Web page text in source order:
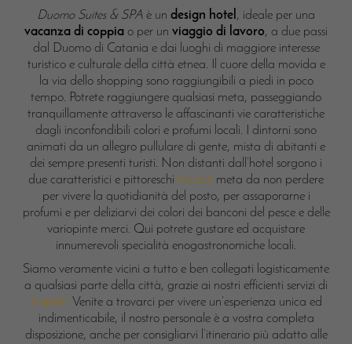
Duomo Suites & SPA è un design hotel , ideale per una
vacanza di coppia o per un viaggio di lavoro, a due passi
dal Duomo di Catania e dai luoghi di maggiore interesse
turistico e culturale della città etnea. Il cuore della movida e
la via dello shopping sono raggiungibili a piedi in poco
tempo. Potrete raggiungere qualsiasi meta, passeggiando
tranquillamente attraverso le affascinanti vie caratteristiche
dagli inconfondibili colori e profumi locali. I dintorni sono
animati da un allegro pullulare di gente, mista di abitanti e
dei sempre presenti turisti. Non distanti dall’hotel sorgono i
due caratteristici e pittoreschimercati meta da non perdere
per vivere la quotidianità del posto, per assaporarne i
profumi e per deliziarvi dei colori dei banconi del pesce e delle
variopinte merci. Qui potrete gustare ed acquistare
innumerevoli specialità enogastronomiche locali.
Siamo veramente vicini a tutto e ben collegati logisticamente
a qualsiasi parte della città, grazie ai nostri efficienti servizi di
transfer. Venite a trovarci per vivere un’esperienza unica ed
indimenticabile, il nostro personale è a vostra completa
disposizione, anche per consigliarvi l’itinerario più adatto alle